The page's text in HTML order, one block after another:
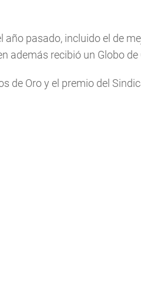
pasado, incluido el de
además recibió un Globo de
de Oro y el premio del